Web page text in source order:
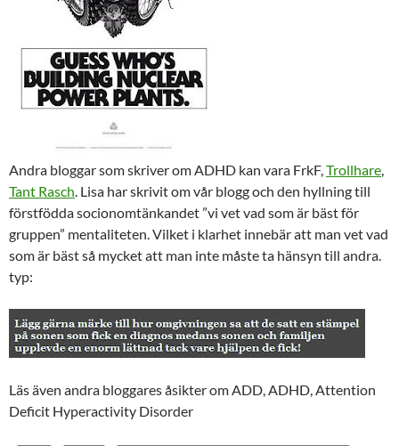
Andra bloggar som skriver om ADHD kan vara FrkF,Trollhare,
Tant Rasch. Lisa har skrivit om vår blogg och den hyllning till
förstfödda socionomtänkandet ”vi vet vad som är bäst för
gruppen” mentaliteten. Vilket i klarhet innebär att man vet vad
som är bäst så mycket att man inte måste ta hänsyn till andra.
typ:
Läs även andra bloggares åsikter om ADD, ADHD, Attention
Deficit Hyperactivity Disorder